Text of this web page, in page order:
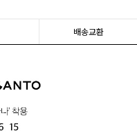
배송교환